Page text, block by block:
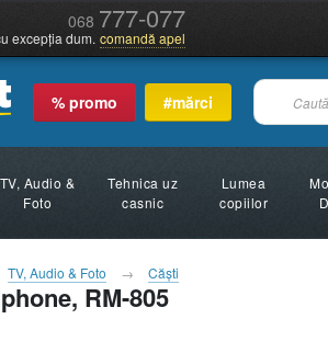
068 777-077
excepția dum. comandă apel
% promo #mărci
TV, Audio &
Foto
Tehnica uz
casnic
Lumea
copiilor
TV, Audio & Foto Căşti
RM-805